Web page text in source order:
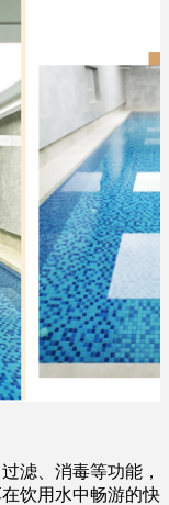
滤、消毒等功能，
饮用水中畅游的快